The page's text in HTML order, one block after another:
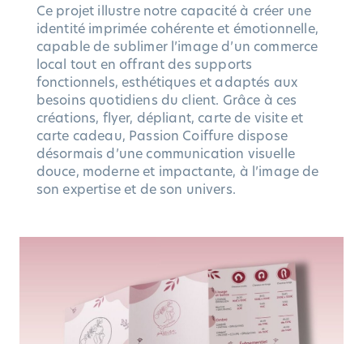
Ce projet illustre notre capacité à créer une
identité imprimée cohérente et émotionnelle,
capable de sublimer l’image d’un commerce
local tout en offrant des supports
fonctionnels, esthétiques et adaptés aux
besoins quotidiens du client. Grâce à ces
créations, flyer, dépliant, carte de visite et
carte cadeau, Passion Coiffure dispose
désormais d’une communication visuelle
douce, moderne et impactante, à l’image de
son expertise et de son univers.